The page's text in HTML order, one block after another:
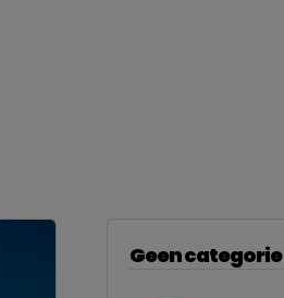
Geen categorie